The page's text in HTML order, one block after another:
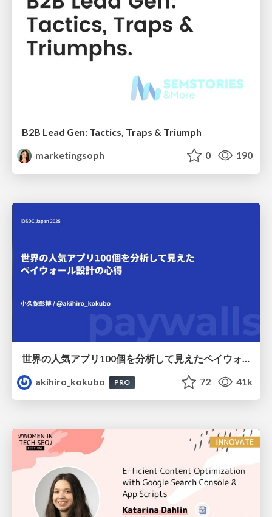
B2B Lead Gen: Tactics, Traps & Triumph
marketingsoph
0 190
世界の人気アプリ100個を分析して見えたペイウォール設計の心得
akihiro_kokubo
PRO 72 41k